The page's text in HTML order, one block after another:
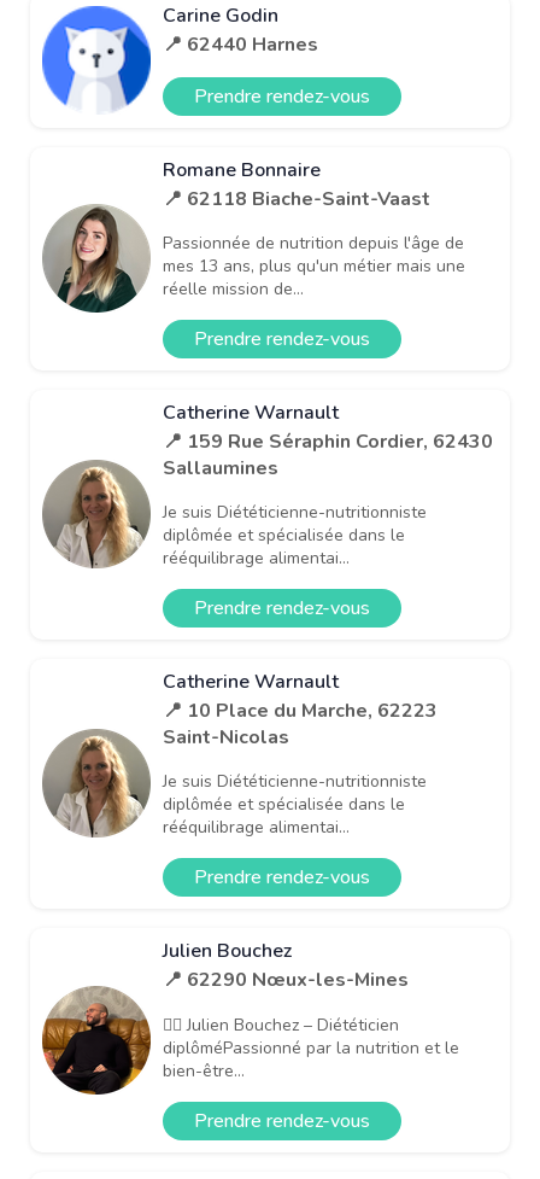
Carine Godin
📍 62440 Harnes
Prendre rendez-vous
Romane Bonnaire
📍 62118 Biache-Saint-Vaast
Passionnée de nutrition depuis l'âge de
mes 13 ans, plus qu'un métier mais une
réelle mission de...
Prendre rendez-vous
Catherine Warnault
📍 159 Rue Séraphin Cordier, 62430
Sallaumines
Je suis Diététicienne-nutritionniste
diplômée et spécialisée dans le
rééquilibrage alimentai...
Prendre rendez-vous
Catherine Warnault
📍 10 Place du Marche, 62223
Saint-Nicolas
Je suis Diététicienne-nutritionniste
diplômée et spécialisée dans le
rééquilibrage alimentai...
Prendre rendez-vous
Julien Bouchez
📍 62290 Nœux-les-Mines
👨‍⚕️ Julien Bouchez – Diététicien
diplôméPassionné par la nutrition et le
bien-être...
Prendre rendez-vous